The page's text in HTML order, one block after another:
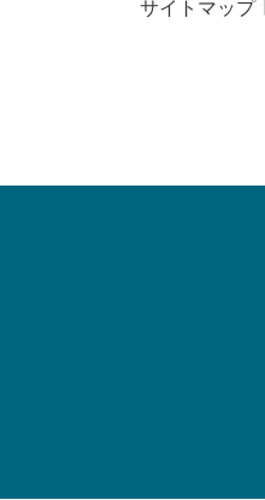
サイトマップ